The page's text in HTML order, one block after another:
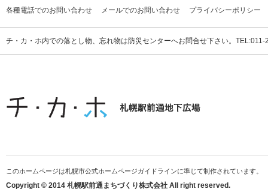
各種電話でのお問い合わせ
メールでのお問い合わせ プライバシーポリシー
チ・カ・ホ内での落とし物、忘れ物は防災センターへお問合せ下さい。
このホームページは札幌市公式ホームページガイドラインに準じて制作されています。
Copyright © 2014 札幌駅前通まちづくり株式会社 All right reserved.